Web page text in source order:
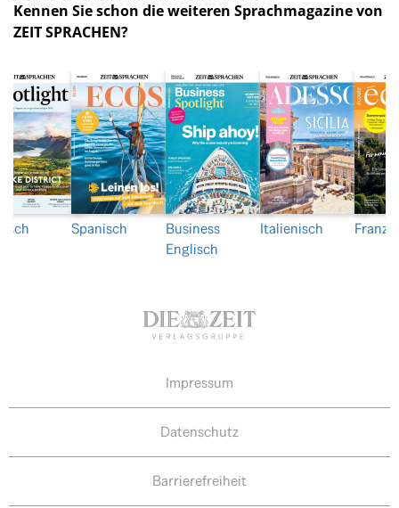
Kennen Sie schon die weiteren Sprachmagazine von
ZEIT SPRACHEN?
Spanisch
Business
Englisch
Italienisch
Impressum
Datenschutz
Barrierefreiheit